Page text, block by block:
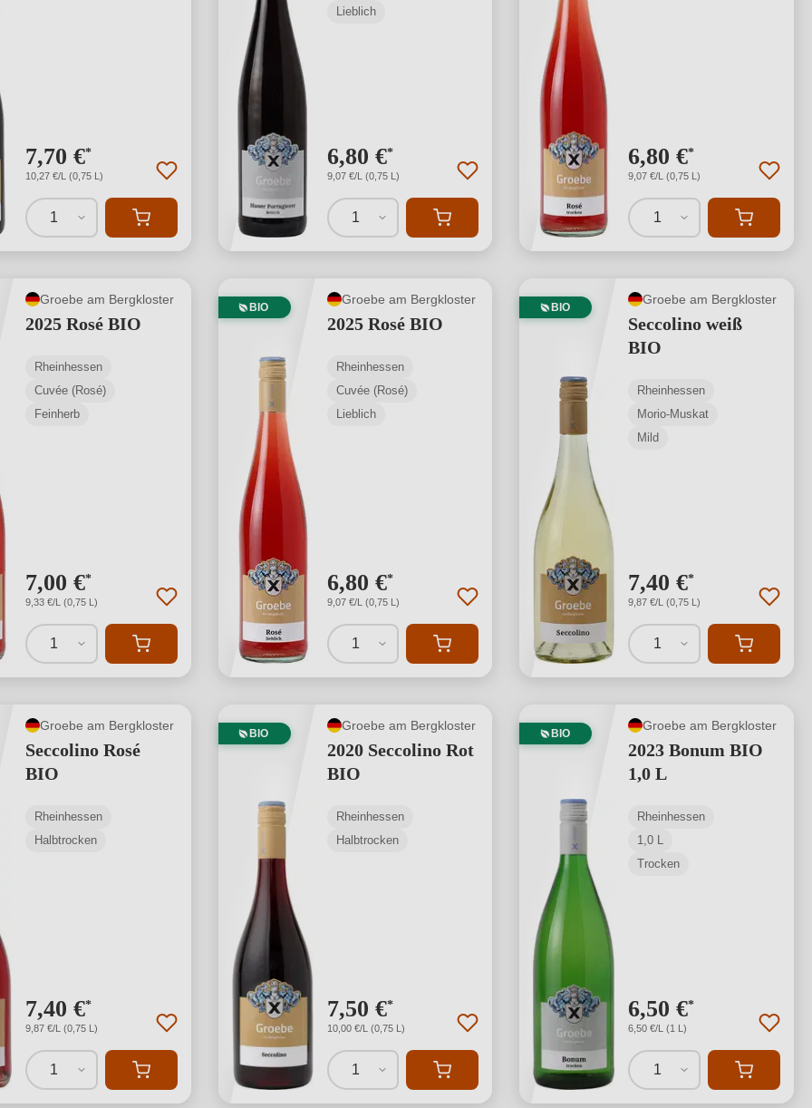
7,70 €*
10,27 €/L (0,75 L)
1
Lieblich
6,80 €*
9,07 €/L (0,75 L)
1
6,80 €*
9,07 €/L (0,75 L)
1
Groebe am Bergkloster
2025 Rosé BIO
Rheinhessen
Cuvée (Rosé)
Feinherb
7,00 €*
9,33 €/L (0,75 L)
1
BIO
Groebe am Bergkloster
2025 Rosé BIO
Rheinhessen
Cuvée (Rosé)
Lieblich
6,80 €*
9,07 €/L (0,75 L)
1
BIO
Groebe am Bergkloster
Seccolino weiß
BIO
Rheinhessen
Morio-Muskat
Mild
7,40 €*
9,87 €/L (0,75 L)
1
Groebe am Bergkloster
Seccolino Rosé
BIO
Rheinhessen
Halbtrocken
7,40 €*
9,87 €/L (0,75 L)
1
BIO
Groebe am Bergkloster
2020 Seccolino Rot
BIO
Rheinhessen
Halbtrocken
7,50 €*
10,00 €/L (0,75 L)
1
BIO
Groebe am Bergkloster
2023 Bonum BIO
1,0 L
Rheinhessen
1,0 L
Trocken
6,50 €*
6,50 €/L (1 L)
1